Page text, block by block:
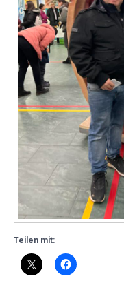
Teilen mit: